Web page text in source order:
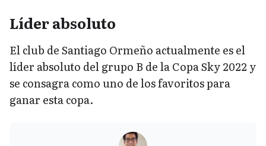
Líder absoluto
El club de Santiago Ormeño actualmente es el
líder absoluto del grupo B de la Copa Sky 2022 y
se consagra como uno de los favoritos para
ganar esta copa.